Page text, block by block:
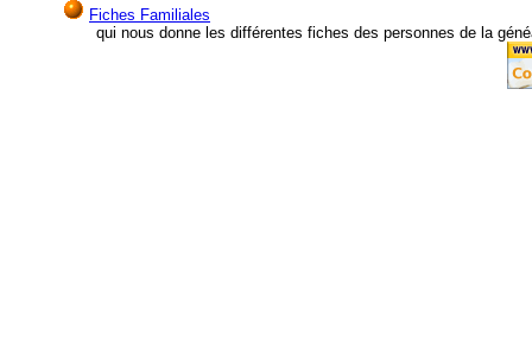
Fiches Familiales
qui nous donne les différentes fiches des personnes de la